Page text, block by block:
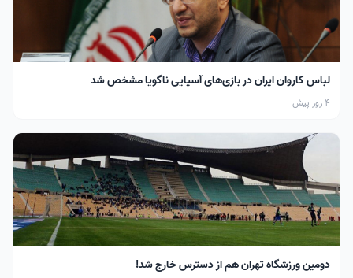
لباس کاروان ایران در بازی‌های آسیایی ناگویا مشخص شد
4 روز پیش
دومین ورزشگاه تهران هم از دسترس خارج شد!